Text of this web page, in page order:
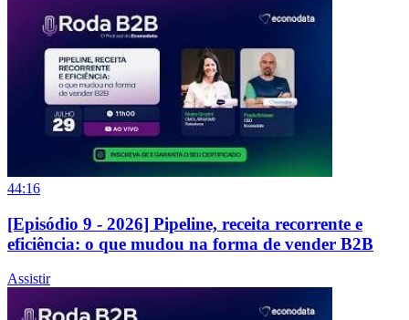
44:16
[Episódio 9 - 2026] Pipeline, receita recorrente e
eficiência: o que mudou na forma de vender B2B
Assistir